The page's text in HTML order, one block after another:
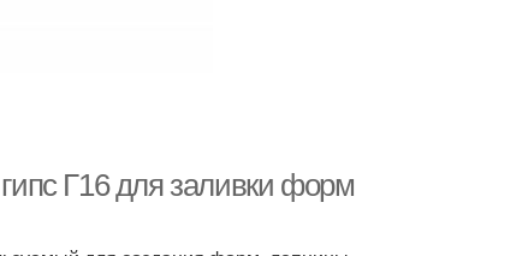
Г16 для заливки форм